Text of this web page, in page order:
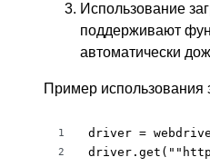
Использование
поддерживают
автоматически
Пример использования
1
2
driver =